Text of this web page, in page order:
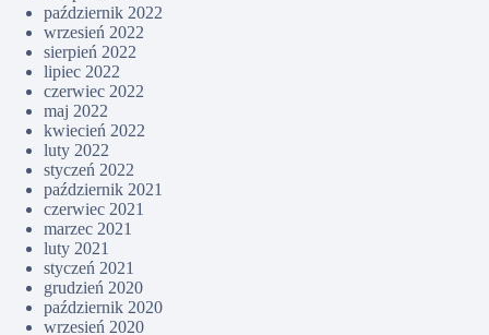
październik 2022
wrzesień 2022
sierpień 2022
lipiec 2022
czerwiec 2022
maj 2022
kwiecień 2022
luty 2022
styczeń 2022
październik 2021
czerwiec 2021
marzec 2021
luty 2021
styczeń 2021
grudzień 2020
październik 2020
wrzesień 2020